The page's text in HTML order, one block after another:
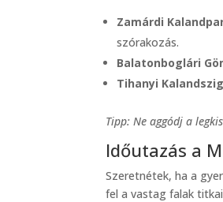
Zamárdi
szórakozás.
Balatonboglári
Tihanyi
Tipp: Ne aggódj a
Időutazás a
Szeretnétek, ha a
fel a vastag falak